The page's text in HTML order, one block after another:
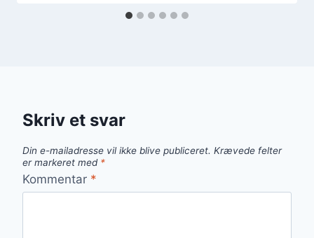
Skriv et svar
Din e-mailadresse vil ikke blive publiceret. Krævede felter
er markeret med *
Kommentar *